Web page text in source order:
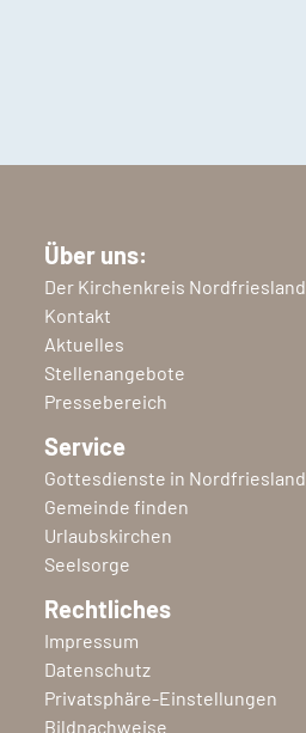
Über uns:
Der Kirchenkreis Nordfriesland
Kontakt
Aktuelles
Stellenangebote
Pressebereich
Service
Gottesdienste in Nordfriesland
Gemeinde finden
Urlaubskirchen
Seelsorge
Rechtliches
Impressum
Datenschutz
Privatsphäre-Einstellungen
Bildnachweise